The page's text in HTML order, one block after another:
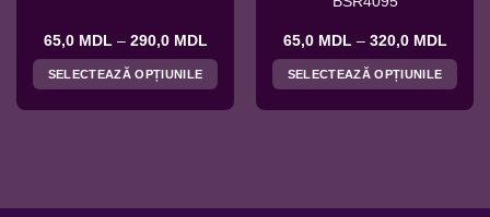
65,0 MDL – 290,0 MDL
prețuri:
65,0 MDL
la
SELECTEAZĂ OPȚIUNILE
65,0 MDL – 320,0 MDL
65,0
la
SELECTEAZĂ OPȚIUNILE
MDL